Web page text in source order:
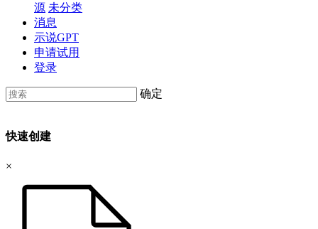
源 未分类
消息
示说GPT
申请试用
登录
确定
快速创建
×